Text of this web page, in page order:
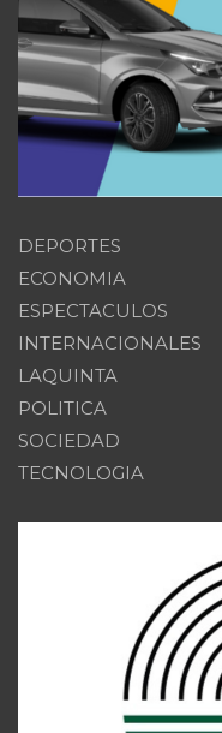
DEPORTES
ECONOMIA
ESPECTACULOS
INTERNACIONALES
LAQUINTA
POLITICA
SOCIEDAD
TECNOLOGIA